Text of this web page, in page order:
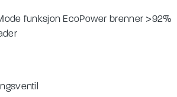
funksjon EcoPower brenner >92%